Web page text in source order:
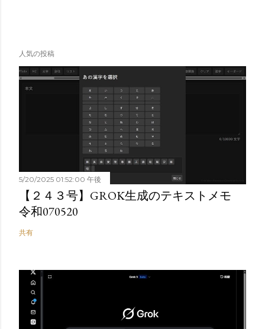
人気の投稿
5/20/2025 01:52:00 午後
【２４３号】GROK生成のテキストメモ
令和070520
共有